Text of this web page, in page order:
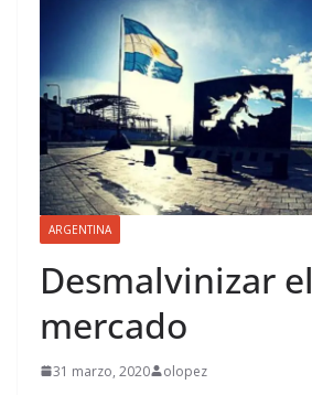
ARGENTINA
Desmalvinizar el
mercado
31 marzo, 2020 olopez